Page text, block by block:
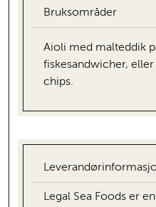
Bruksområder
Aioli med malteddik
fiskesandwicher,
chips.
Legal Sea Foods er